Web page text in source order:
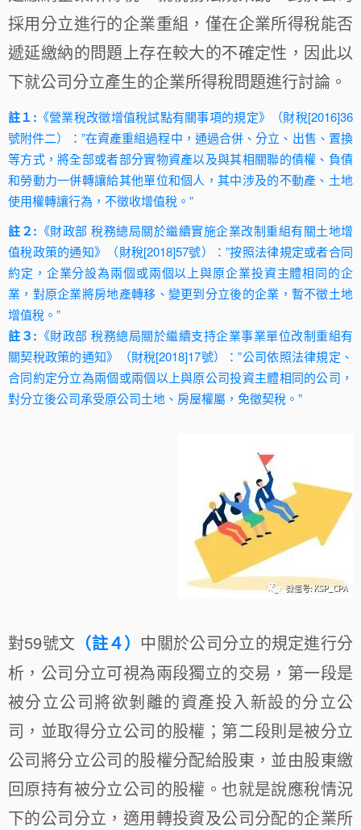
採用分立進行的企業重組，僅在企業所得稅能否
遞延繳納的問題上存在較大的不確定性，因此以
下就公司分立產生的企業所得稅問題進行討論。
註１: 《營業稅改徵增值稅試點有關事項的規定》（財稅[2016]36
號附件二）： ”在資產重組過程中，通過合併、分立、出售、置換
等方式，將全部或者部分實物資產以及與其相關聯的債權、負債
和勞動力一併轉讓給其他單位和個人，其中涉及的不動產、土地
使用權轉讓行為，不徵收增值稅。 ”
註２: 《財政部 稅務總局關於繼續實施企業改制重組有關土地增
值稅政策的通知》（財稅[2018]57號）：”按照法律規定或者合同
約定，企業分設為兩個或兩個以上與原企業投資主體相同的企
業，對原企業將房地產轉移、變更到分立後的企業，暫不徵土地
增值稅。”
註３: 《財政部 稅務總局關於繼續支持企業事業單位改制重組有
關契稅政策的通知》（財稅[2018]17號）：”公司依照法律規定、
合同約定分立為兩個或兩個以上與原公司投資主體相同的公司，
對分立後公司承受原公司土地、房屋權屬，免徵契稅。”
對59號文 （註４） 中關於公司分立的規定進行分
析，公司分立可視為兩段獨立的交易，第一段是
被分立公司將欲剝離的資產投入新設的分立公
司，並取得分立公司的股權；第二段則是被分立
公司將分立公司的股權分配給股東，並由股東繳
回原持有被分立公司的股權。也就是說應稅情況
下的公司分立，適用轉投資及公司分配的企業所